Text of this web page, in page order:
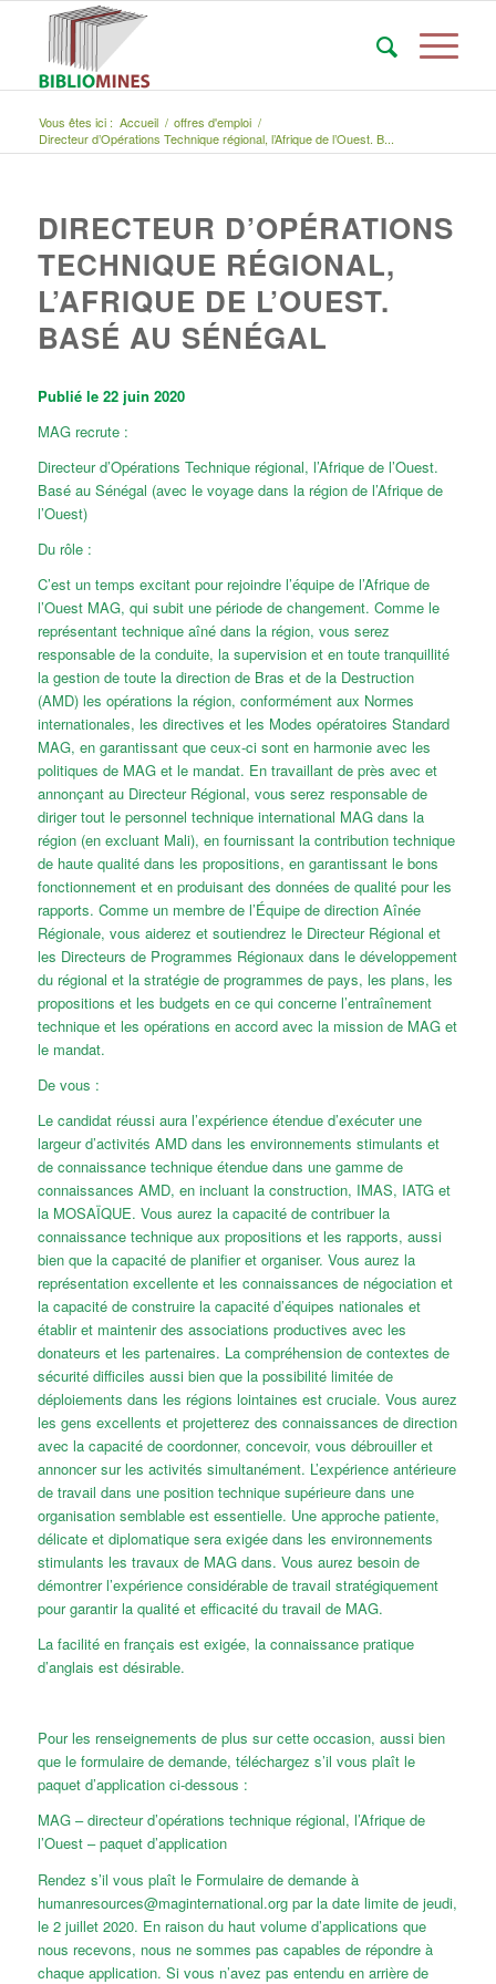
Vous êtes ici : Accueil / offres d'emploi /
Directeur d’Opérations Technique régional, l’Afrique de l’Ouest. B...
DIRECTEUR D’OPÉRATIONS
TECHNIQUE RÉGIONAL,
L’AFRIQUE DE L’OUEST.
BASÉ AU SÉNÉGAL
Publié le 22 juin 2020
MAG recrute :
Directeur d’Opérations Technique régional, l’Afrique de l’Ouest.
Basé au Sénégal (avec le voyage dans la région de l’Afrique de
l’Ouest)
Du rôle :
C’est un temps excitant pour rejoindre l’équipe de l’Afrique de
l’Ouest MAG, qui subit une période de changement. Comme le
représentant technique aîné dans la région, vous serez
responsable de la conduite, la supervision et en toute tranquillité
la gestion de toute la direction de Bras et de la Destruction
(AMD) les opérations la région, conformément aux Normes
internationales, les directives et les Modes opératoires Standard
MAG, en garantissant que ceux-ci sont en harmonie avec les
politiques de MAG et le mandat. En travaillant de près avec et
annonçant au Directeur Régional, vous serez responsable de
diriger tout le personnel technique international MAG dans la
région (en excluant Mali), en fournissant la contribution technique
de haute qualité dans les propositions, en garantissant le bons
fonctionnement et en produisant des données de qualité pour les
rapports. Comme un membre de l’Équipe de direction Aînée
Régionale, vous aiderez et soutiendrez le Directeur Régional et
les Directeurs de Programmes Régionaux dans le développement
du régional et la stratégie de programmes de pays, les plans, les
propositions et les budgets en ce qui concerne l’entraînement
technique et les opérations en accord avec la mission de MAG et
le mandat.
De vous :
Le candidat réussi aura l’expérience étendue d’exécuter une
largeur d’activités AMD dans les environnements stimulants et
de connaissance technique étendue dans une gamme de
connaissances AMD, en incluant la construction, IMAS, IATG et
la MOSAÏQUE. Vous aurez la capacité de contribuer la
connaissance technique aux propositions et les rapports, aussi
bien que la capacité de planifier et organiser. Vous aurez la
représentation excellente et les connaissances de négociation et
la capacité de construire la capacité d’équipes nationales et
établir et maintenir des associations productives avec les
donateurs et les partenaires. La compréhension de contextes de
sécurité difficiles aussi bien que la possibilité limitée de
déploiements dans les régions lointaines est cruciale. Vous aurez
les gens excellents et projetterez des connaissances de direction
avec la capacité de coordonner, concevoir, vous débrouiller et
annoncer sur les activités simultanément. L’expérience antérieure
de travail dans une position technique supérieure dans une
organisation semblable est essentielle. Une approche patiente,
délicate et diplomatique sera exigée dans les environnements
stimulants les travaux de MAG dans. Vous aurez besoin de
démontrer l’expérience considérable de travail stratégiquement
pour garantir la qualité et efficacité du travail de MAG.
La facilité en français est exigée, la connaissance pratique
d’anglais est désirable.
Pour les renseignements de plus sur cette occasion, aussi bien
que le formulaire de demande, téléchargez s’il vous plaît le
paquet d’application ci-dessous :
MAG – directeur d’opérations technique régional, l’Afrique de
l’Ouest – paquet d’application
Rendez s’il vous plaît le Formulaire de demande à
humanresources@maginternational.org par la date limite de jeudi,
le 2 juillet 2020. En raison du haut volume d’applications que
nous recevons, nous ne sommes pas capables de répondre à
chaque application. Si vous n’avez pas entendu en arrière de